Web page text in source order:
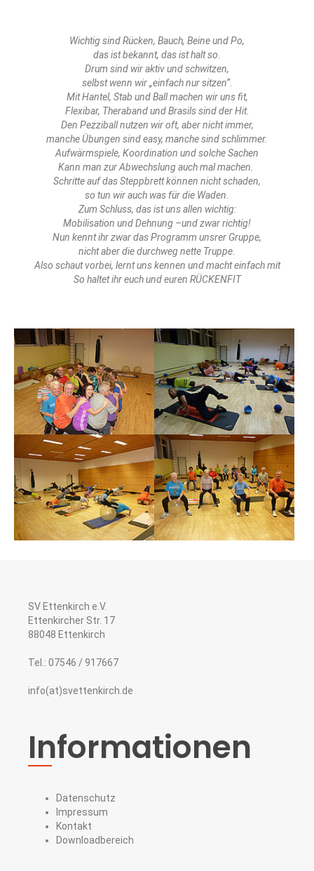
Wichtig sind Rücken, Bauch, Beine und Po,
das ist bekannt, das ist halt so.
Drum sind wir aktiv und schwitzen,
selbst wenn wir „einfach nur sitzen“.
Mit Hantel, Stab und Ball machen wir uns fit,
Flexibar, Theraband und Brasils sind der Hit.
Den Pezziball nutzen wir oft, aber nicht immer,
manche Übungen sind easy, manche sind schlimmer.
Aufwärmspiele, Koordination und solche Sachen
Kann man zur Abwechslung auch mal machen.
Schritte auf das Steppbrett können nicht schaden,
so tun wir auch was für die Waden.
Zum Schluss, das ist uns allen wichtig:
Mobilisation und Dehnung –und zwar richtig!
Nun kennt ihr zwar das Programm unsrer Gruppe,
nicht aber die durchweg nette Truppe.
Also schaut vorbei, lernt uns kennen und macht einfach mit
So haltet ihr euch und euren RÜCKENFIT
SV Ettenkirch e.V.
Ettenkircher Str. 17
88048 Ettenkirch
Tel.: 07546 / 917667
info(at)svettenkirch.de
Informationen
Datenschutz
Impressum
Kontakt
Downloadbereich